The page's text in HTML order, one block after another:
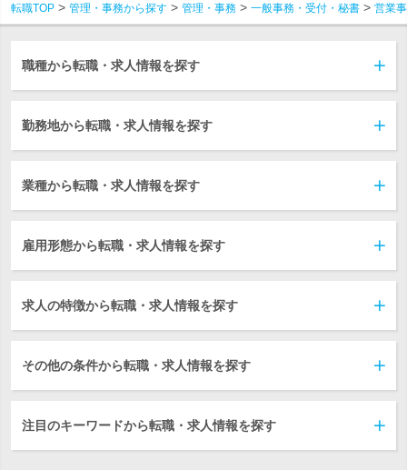
転職TOP 管理・事務から探す 管理・事務 一般事務・受付・秘書 営業
職種から転職・求人情報を探す
勤務地から転職・求人情報を探す
業種から転職・求人情報を探す
雇用形態から転職・求人情報を探す
求人の特徴から転職・求人情報を探す
その他の条件から転職・求人情報を探す
注目のキーワードから転職・求人情報を探す